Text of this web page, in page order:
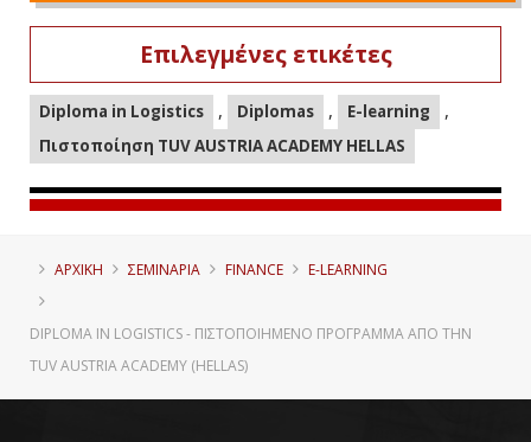
Επιλεγμένες ετικέτες
Diploma in Logistics , Diplomas , E-learning ,
Πιστοποίηση TUV AUSTRIA ACADEMY HELLAS
ΑΡΧΙΚΗ ΣΕΜΙΝΑΡΙΑ FINANCE E-LEARNING
DIPLOMA IN LOGISTICS - ΠΙΣΤΟΠΟΙΗΜΈΝΟ ΠΡΌΓΡΑΜΜΑ ΑΠΌ ΤΗΝ
TUV AUSTRIA ACADEMY (HELLAS)